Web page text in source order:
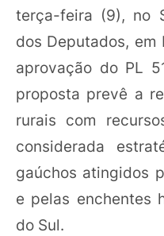
terça-feira (9), no
dos Deputados, em
aprovação do PL
proposta prevê a
rurais com
considerada
gaúchos atingidos
e pelas enchentes
do Sul.